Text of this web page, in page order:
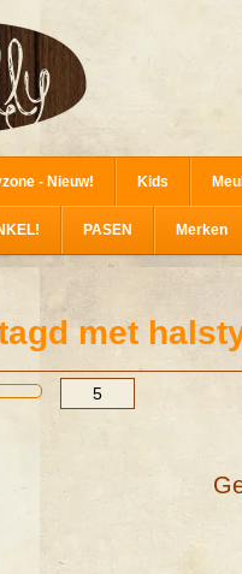
- Nieuw! Kids
PASEN Merken
met